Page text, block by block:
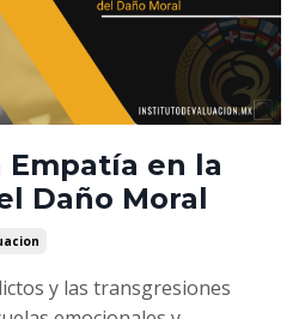
Empatía en la
Daño Moral
y las transgresiones